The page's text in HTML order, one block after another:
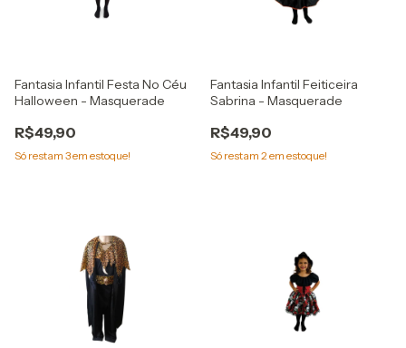
Fantasia Infantil Festa No Céu
Halloween - Masquerade
R$49,90
Só restam 3em estoque!
Fantasia Infantil Feiticeira
Sabrina - Masquerade
R$49,90
Só restam 2em estoque!